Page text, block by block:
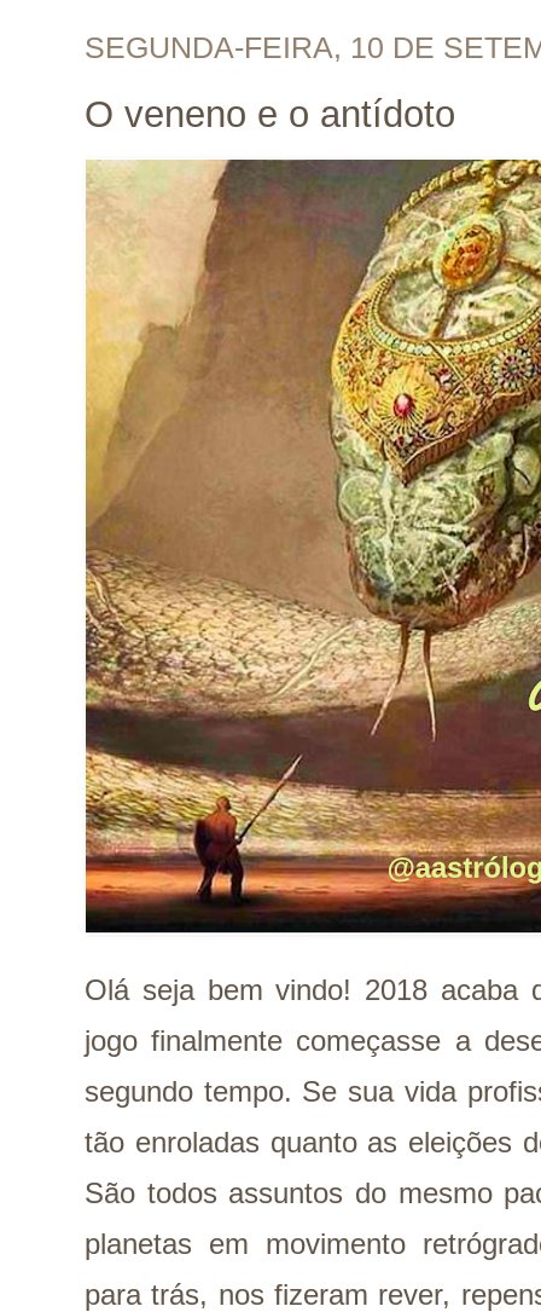
SEGUNDA-FEIRA, 10 DE
O veneno e o antídoto
Olá seja bem vindo! 2018 acaba
jogo finalmente começasse a
segundo tempo. Se sua vida
tão enroladas quanto as eleições
São todos assuntos do mesmo
planetas em movimento
para trás, nos fizeram rever,